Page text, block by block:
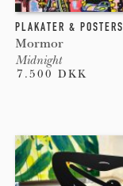
PLAKATER & POSTERS
Mormor
Midnight
7.500 DKK